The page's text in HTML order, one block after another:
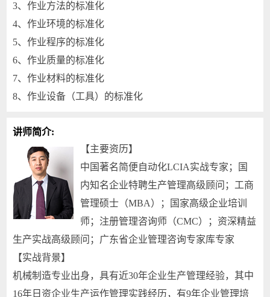
3、作业方法的标准化
4、作业环境的标准化
5、作业程序的标准化
6、作业质量的标准化
7、作业材料的标准化
8、作业设备（工具）的标准化
讲师简介:
【主要资历】
中国著名简便自动化LCIA实战专家；国
内知名企业特聘生产管理高级顾问；工商
管理硕士（MBA）；国家高级企业培训
师；注册管理咨询师（CMC）；资深精益
生产实战高级顾问；广东省企业管理咨询专家库专家
【实战背景】
机械制造专业出身，具有近30年企业生产管理经验，其中
16年日资企业生产运作管理实践经历，有9年企业管理培